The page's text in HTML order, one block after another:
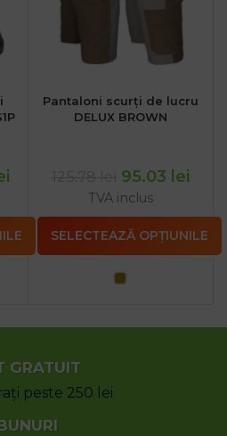
Pantaloni scurți de lucru
DELUX BROWN
95.03 lei
TVA inclus
SELECTEAZĂ OPȚIUNILE
GRATUIT
peste 250 lei